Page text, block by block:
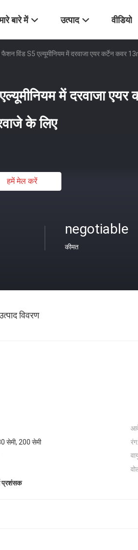
बारे में उत्पाद वीडियो
विंड S5 एल्यूमीनियम में दरवाजा एयर कर्टेन कवर
में दरवाजा एयर
के लिए
हमें मेल करें
negotiable
कीमत
विवरण
सेमी, 200 सेमी रंग:
प्रशंसक